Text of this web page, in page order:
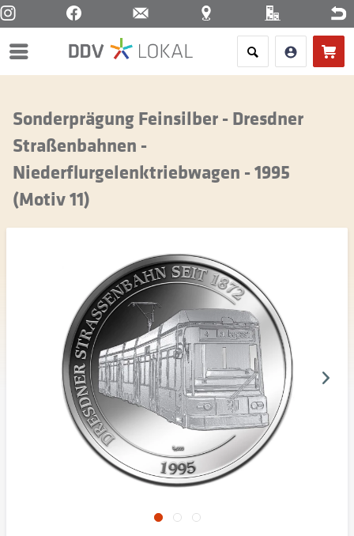
Menü
Sonderprägung Feinsilber - Dresdner
Straßenbahnen -
Niederflurgelenktriebwagen - 1995
(Motiv 11)